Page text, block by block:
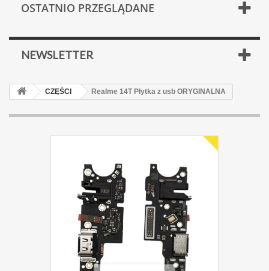
OSTATNIO PRZEGLĄDANE
NEWSLETTER
CZĘŚCI Realme 14T Płytka z usb ORYGINALNA